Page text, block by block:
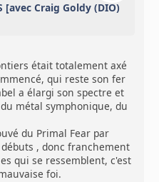
[avec Craig Goldy (DIO)
était totalement axé
qui reste son fer
a élargi son spectre et
métal symphonique, du
du Primal Fear par
, donc franchement
qui se ressemblent, c'est
foi.